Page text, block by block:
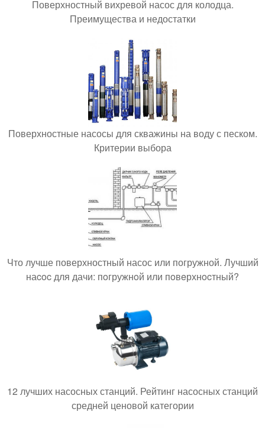
Поверхностный вихревой насос для колодца.
Преимущества и недостатки
Поверхностные насосы для скважины на воду с песком.
Критерии выбора
Что лучше поверхностный насос или погружной. Лучший
наcoc для дачи: пoгружнoй или пoвeрхнocтный?
12 лучших насосных станций. Рейтинг насосных станций
средней ценовой категории